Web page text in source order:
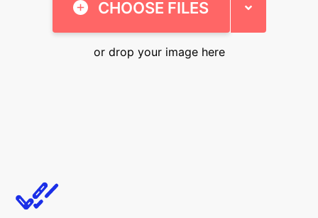
or drop your image here